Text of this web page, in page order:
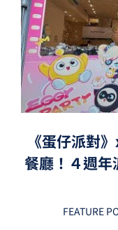
《蛋仔派對
餐廳！４週
FEATURE